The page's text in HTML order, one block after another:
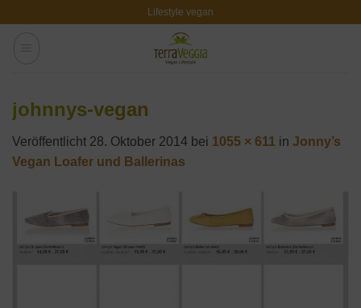
Lifestyle vegan
johnnys-vegan
Veröffentlicht 28. Oktober 2014 bei 1055 × 611 in Jonny’s
Vegan Loafer und Ballerinas